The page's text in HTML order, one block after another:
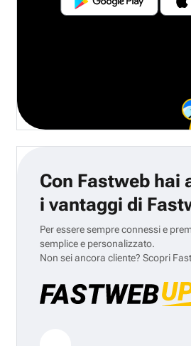
Con Fastweb hai
i vantaggi di
Per essere sempre connessi e
semplice e personalizzato.
Non sei ancora cliente? Scopri